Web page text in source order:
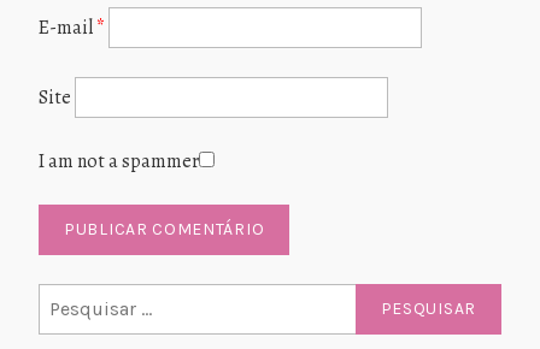
E-mail*
Site
I am not a spammer
por: